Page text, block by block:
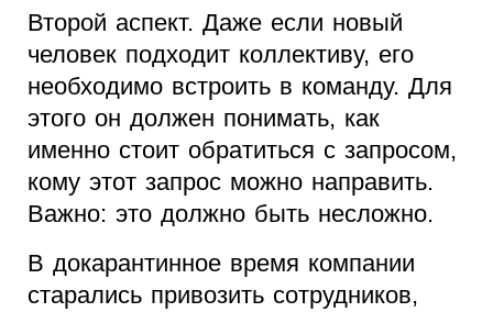
Второй аспект. Даже если новый
человек подходит коллективу, его
необходимо встроить в команду. Для
этого он должен понимать, как
именно стоит обратиться с запросом,
кому этот запрос можно направить.
Важно: это должно быть несложно.
В докарантинное время компании
старались привозить сотрудников,